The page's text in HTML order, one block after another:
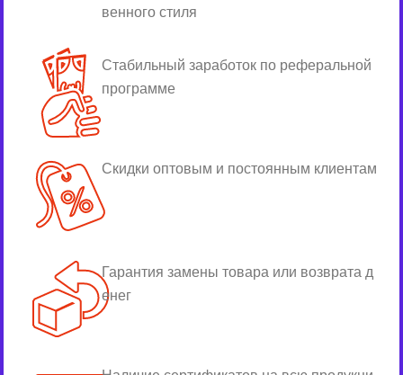
венного стиля
Стабильный заработок по реферальной
программе
Скидки оптовым и постоянным клиентам
Гарантия замены товара или возврата д
енег